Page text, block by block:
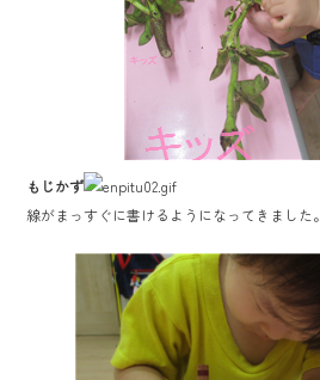
もじかず
線がまっすぐに書けるようになってきました。